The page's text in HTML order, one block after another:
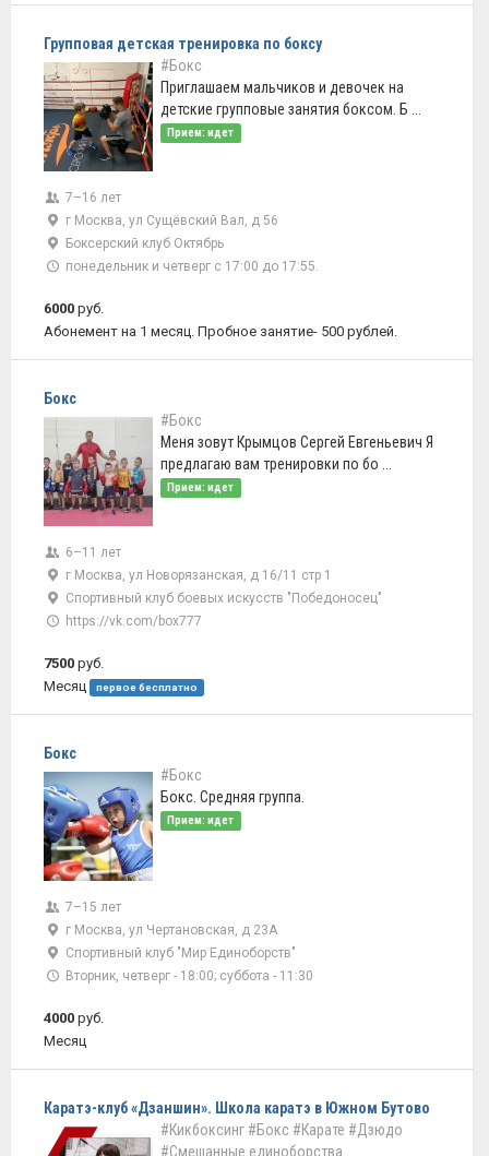
Групповая детская тренировка по боксу
#Бокс
Приглашаем мальчиков и девочек на
детские групповые занятия боксом. Б ...
Прием: идет
7–16 лет
г Москва, ул Сущёвский Вал, д 56
Боксерский клуб Октябрь
понедельник и четверг с 17:00 до 17:55.
6000 руб.
Абонемент на 1 месяц. Пробное занятие- 500 рублей.
Бокс
#Бокс
Меня зовут Крымцов Сергей Евгеньевич Я
предлaгаю вaм трeниpoвки по бо ...
Прием: идет
6–11 лет
г Москва, ул Новорязанская, д 16/11 стр 1
Спортивный клуб боевых искусств "Победоносец"
https://vk.com/box777
7500 руб.
Месяц
первое бесплатно
Бокс
#Бокс
Бокс. Средняя группа.
Прием: идет
7–15 лет
г Москва, ул Чертановская, д 23А
Спортивный клуб "Мир Единоборств"
Вторник, четверг - 18:00; суббота - 11:30
4000 руб.
Месяц
Каратэ-клуб «Дзаншин». Школа каратэ в Южном Бутово
#Кикбоксинг #Бокс #Карате #Дзюдо
#Смешанные единоборства